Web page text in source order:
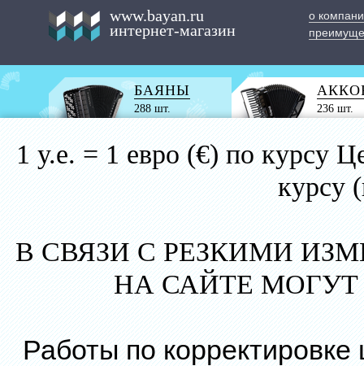
www.bayan.ru
интернет-магазин
о
БАЯНЫ
288 шт. 236 шт.
1 у.е. = 1 евро (€) по курсу
курсу
В СВЯЗИ С РЕЗКИМИ
НА САЙТЕ
Работы по